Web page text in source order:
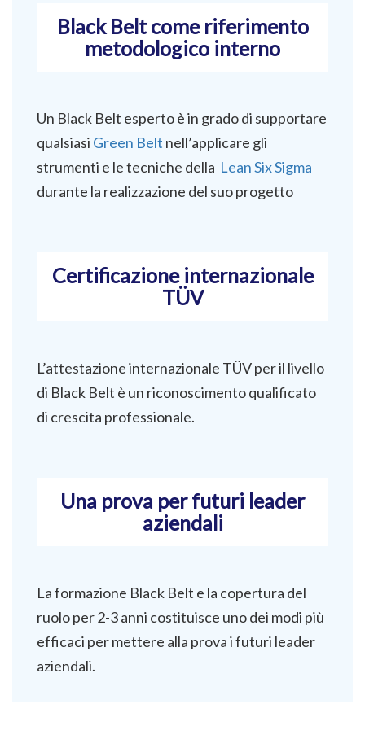
Black Belt come riferimento
metodologico interno
Un Black Belt esperto è in grado di supportare
qualsiasi Green Belt nell’applicare gli
strumenti e le tecniche della Lean Six Sigma
durante la realizzazione del suo progetto
Certificazione internazionale
TÜV
L’attestazione internazionale TÜV per il livello
di Black Belt è un riconoscimento qualificato
di crescita professionale.
Una prova per futuri leader
aziendali
La formazione Black Belt e la copertura del
ruolo per 2-3 anni costituisce uno dei modi più
efficaci per mettere alla prova i futuri leader
aziendali.